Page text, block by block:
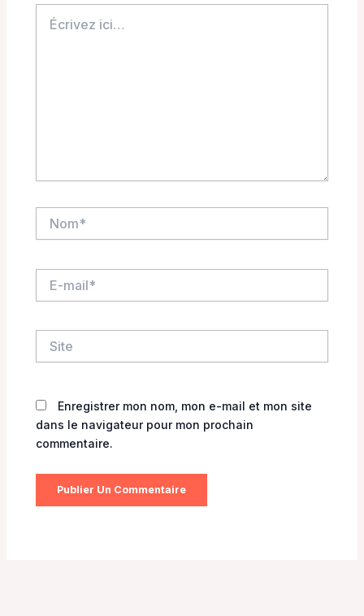
ici…
mail*
Enregistrer mon nom, mon e-mail et mon site
dans le navigateur pour mon prochain
commentaire.